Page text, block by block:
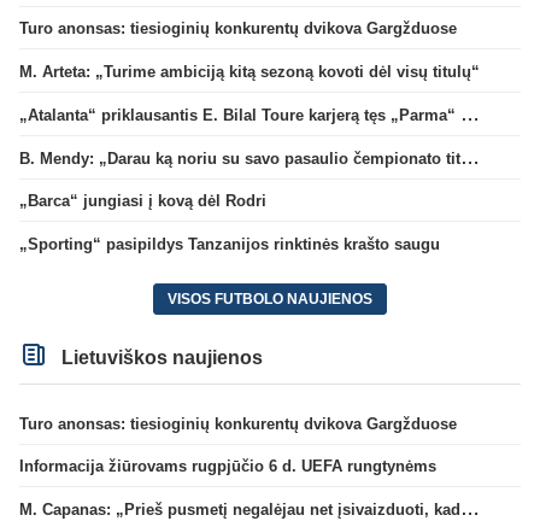
Turo anonsas: tiesioginių konkurentų dvikova Gargžduose
M. Arteta: „Turime ambiciją kitą sezoną kovoti dėl visų titulų“
„Atalanta“ priklausantis E. Bilal Toure karjerą tęs „Parma“ gretose
B. Mendy: „Darau ką noriu su savo pasaulio čempionato titulu“
„Barca“ jungiasi į kovą dėl Rodri
„Sporting“ pasipildys Tanzanijos rinktinės krašto saugu
VISOS FUTBOLO NAUJIENOS
Lietuviškos naujienos
Turo anonsas: tiesioginių konkurentų dvikova Gargžduose
Informacija žiūrovams rugpjūčio 6 d. UEFA rungtynėms
M. Capanas: „Prieš pusmetį negalėjau net įsivaizduoti, kad žaisime prieš „Hajduk“